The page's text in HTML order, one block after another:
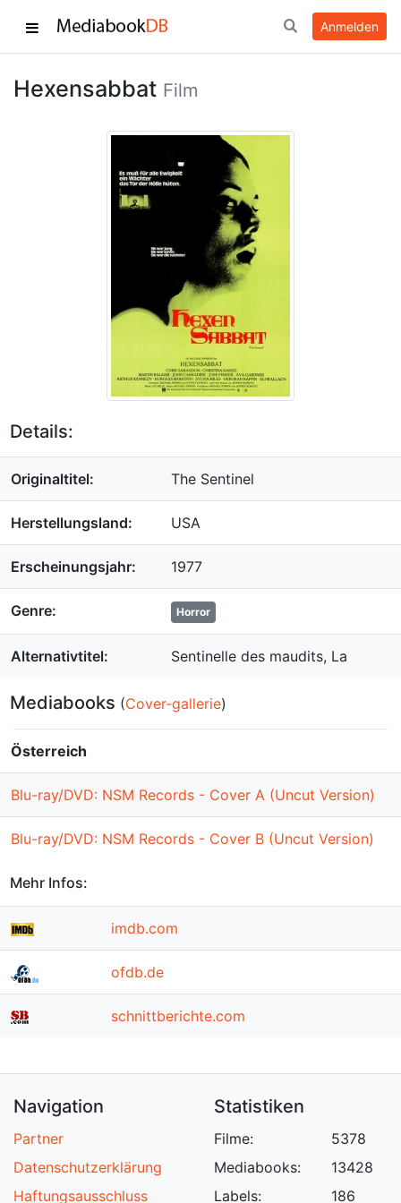
Anmelden
Hexensabbat Film
Details:
Originaltitel: The Sentinel
Herstellungsland: USA
Erscheinungsjahr: 1977
Genre: Horror
Alternativtitel: Sentinelle des maudits, La
Mediabooks (Cover-gallerie)
Österreich
Blu-ray/DVD: NSM Records - Cover A (Uncut Version)
Blu-ray/DVD: NSM Records - Cover B (Uncut Version)
Mehr Infos:
imdb.com
ofdb.de
schnittberichte.com
Navigation
Partner
Datenschutzerklärung
Haftungsausschluss
Statistiken
Filme:
Mediabooks:
Labels:
5378
13428
186